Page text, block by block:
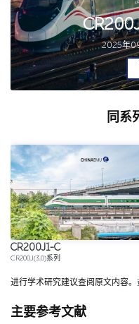
2025年
同系
CR200J1-C
CR200J(3.0)系列
进行学术研究建议查阅原文内容。
主要参考文献